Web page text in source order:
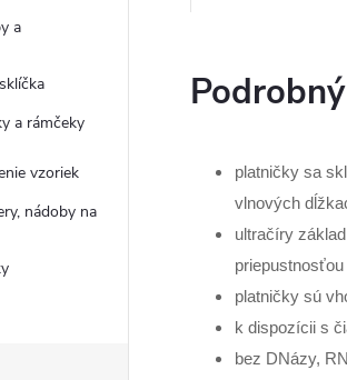
a
a rámčeky
vzoriek
nádoby na
platničky sa
vlnových
ultračíry
priepustnosťou
platničky sú
k dispozícii s
bez DNázy,